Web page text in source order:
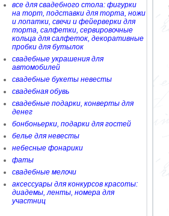
все для свадебного стола: фигурки
на торт, подставки для торта, ножи
и лопатки, свечи и фейерверки для
торта, салфетки, сервировочные
кольца для салфеток, декоративные
пробки для бутылок
свадебные украшения для
автомобилей
свадебные букеты невесты
свадебная обувь
свадебные подарки, конверты для
денег
бонбоньерки, подарки для гостей
белье для невесты
небесные фонарики
фаты
свадебные мелочи
аксессуары для конкурсов красоты:
диадемы, ленты, номера для
участниц